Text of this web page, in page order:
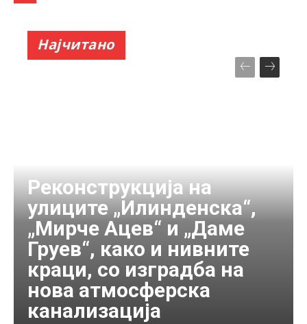
Најчитано
Реконструкција на
улиците „Илинденска“,
„Мирче Ацев“ и „Даме
Груев“, како и нивните
краци, со изградба на
нова атмосферска
канализација